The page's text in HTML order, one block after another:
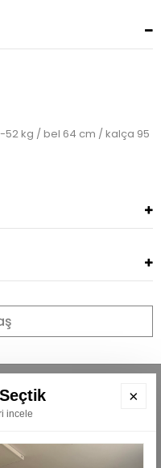
52 kg / bel 64 cm / kalça 95
OLUN
incele
×